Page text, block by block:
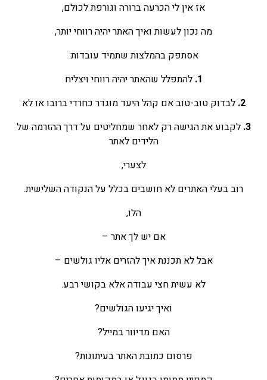
אז אין לי הכרעה ברורה וגורפת לכולם,
מה נכון לעשות ואיך האתר יהיה רווחי יותר,
אסתפק בהמלצות שתמיד עובדות:
1. להתפלל שהאתר יהיה רווחי ויצליח
2. לבדוק טוב-טוב אם קהל היעד מוגדר כחרדי ברובו או לא
3. לקבוע את הגישה רק לאחר שמחליטים על דרך ההזרמה של
הלידים לאתר
לצערי,
רוב בעלי האתרים לא חושבים בכלל על הנקודה השלישית.
הלו,
אם יש לך אתר –
אבל לא תכננת איך להזרים אליו גולשים –
לא עשית חצי עבודה אלא בקושי רבע.
ואיך יגיעו הגולשים?
האם מדיוור במייל?
פרסום כתובת האתר בעיתונות?